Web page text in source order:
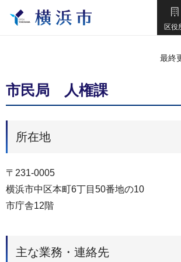
区役
最終
市民局 人権課
所在地
〒231-0005
横浜市中区本町6丁目50番地の10
市庁舎12階
主な業務・連絡先